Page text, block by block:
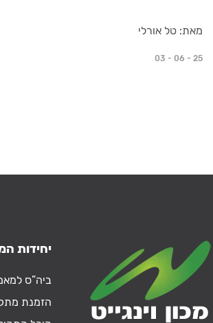
מאת: טל אורלי
03 - 06 - 25
יחידות
ביה”ס
הזמנת